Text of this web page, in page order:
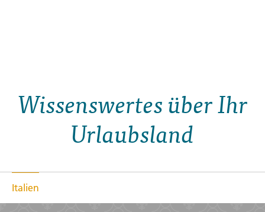
Wissenswertes über Ihr
Urlaubsland
Italien